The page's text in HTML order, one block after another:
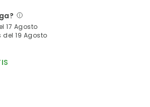
17 Agosto
del 19 Agosto